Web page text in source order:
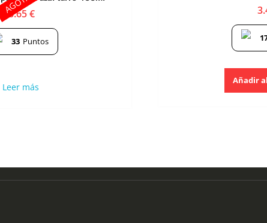
6.65€
33 Puntos
Leer más
Añadir